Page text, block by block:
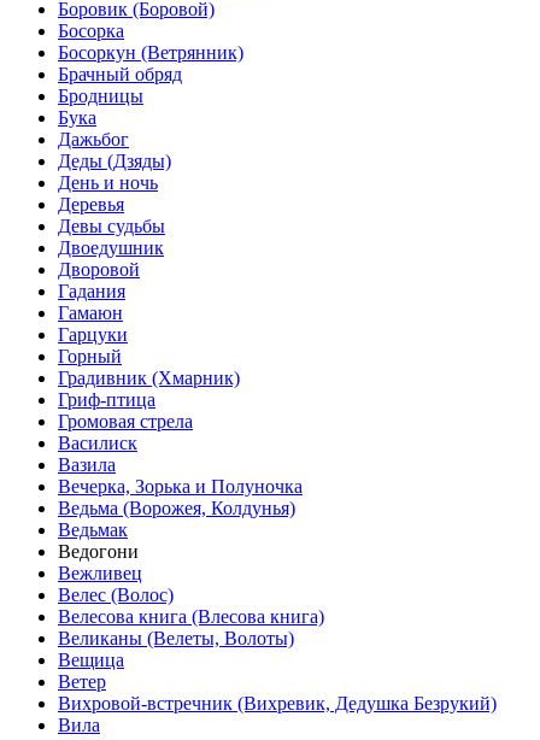
Боровик (Боровой)
Босорка
Босоркун (Ветрянник)
Брачный обряд
Бродницы
Бука
Дажьбог
Деды (Дзяды)
День и ночь
Деревья
Девы судьбы
Двоедушник
Дворовой
Гадания
Гамаюн
Гарцуки
Горный
Градивник (Хмарник)
Гриф-птица
Громовая стрела
Василиск
Вазила
Вечерка, Зорька и Полуночка
Ведьма (Ворожея, Колдунья)
Ведьмак
Ведогони
Вежливец
Велес (Волос)
Велесова книга (Влесова книга)
Великаны (Велеты, Волоты)
Вещица
Ветер
Вихровой-встречник (Вихревик, Дедушка Безрукий)
Вила